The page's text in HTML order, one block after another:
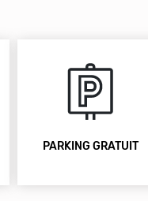
PARKING GRATUIT